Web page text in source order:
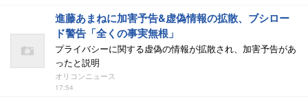
進藤あまねに加害予告&虚偽情報の拡散、ブシロー
ド警告「全くの事実無根」
プライバシーに関する虚偽の情報が拡散され、加害予告があ
ったと説明
オリコンニュース
17:54